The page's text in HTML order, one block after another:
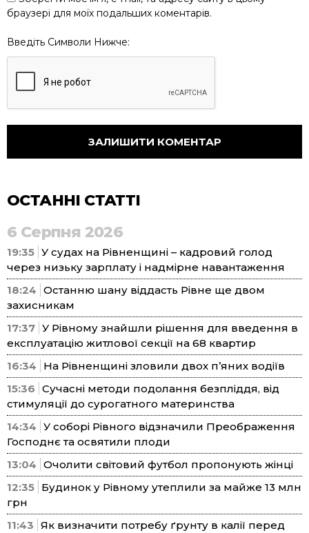
браузері для моїх подальших коментарів.
Введіть Символи Нижче:
ОСТАННІ СТАТТІ
6 Серпня 2026
19:35 У судах на Рівненщині – кадровий голод
через низьку зарплату і надмірне навантаження
18:24 Останню шану віддасть Рівне ще двом
захисникам
17:37 У Рівному знайшли рішення для введення в
експлуатацію житлової секції на 68 квартир
16:34
На Рівненщині зловили двох п’яних водіїв
15:36 Сучасні методи подолання безпліддя, від
стимуляції до сурогатного материнства
14:34 У соборі Рівного відзначили Преображення
Господнє та освятили плоди
13:04 Очолити світовий футбол пропонують жінці
12:35 Будинок у Рівному утеплили за майже 13 млн
грн
11:43 Як визначити потребу ґрунту в калії перед